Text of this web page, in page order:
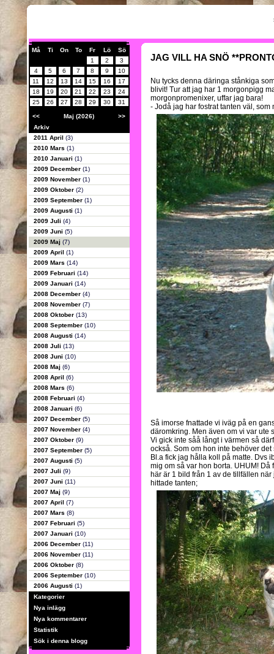
Må Ti On To Fr Lö
Sö
1
2
3
4
5 6 7 8 9
10
11
12 13 14 15 16
17
18
19 20 21 22 23
24
25
26 27 28 29 30 31
<< Maj (2026)
>>
Arkiv
2011 April (3)
2010 Mars (1)
2010 Januari (1)
2009 December (1)
2009 November (1)
2009 Oktober (2)
2009 September (1)
2009 Augusti (1)
2009 Juli (4)
2009 Juni (5)
2009 Maj (7)
2009 April (1)
2009 Mars (14)
2009 Februari (14)
2009 Januari (14)
2008 December (4)
2008 November (7)
2008 Oktober (13)
2008 September (10)
2008 Augusti (14)
2008 Juli (13)
2008 Juni (10)
2008 Maj (6)
2008 April (6)
2008 Mars (6)
2008 Februari (4)
2008 Januari (6)
2007 December (5)
2007 November (4)
2007 Oktober (9)
2007 September (5)
2007 Augusti (5)
2007 Juli (9)
2007 Juni (11)
2007 Maj (9)
2007 April (7)
2007 Mars (8)
2007 Februari (5)
2007 Januari (10)
2006 December (11)
2006 November (11)
2006 Oktober (8)
2006 September (10)
2006 Augusti (1)
Kategorier
Nya inlägg
Nya kommentarer
Statistik
Sök i denna blogg
JAG VILL HA SNÖ
Nu tycks denna däringa stånkiga
blivit! Tur att jag har 1 morgonpigg
morgonpromenixer, uffar jag bara!
- Jodå jag har fostrat tanten väl, som
Så imorse fnattade vi iväg på en
däromkring. Men även om vi var ute
Vi gick inte såå långt i värmen så
också. Som om hon inte behöver
Bl.a fick jag hålla koll på matte. Dvs
mig om så var hon borta. UHUM!
här är 1 bild från 1 av de tillfällen
hittade tanten;